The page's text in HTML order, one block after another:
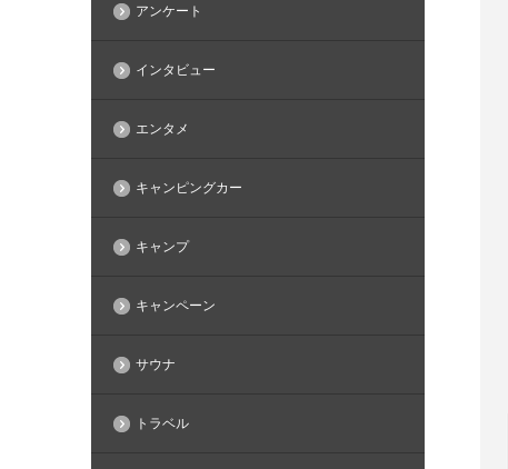
アンケート
インタビュー
エンタメ
キャンピングカー
キャンプ
キャンペーン
サウナ
トラベル